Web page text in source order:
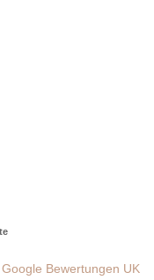
Google Bewertungen UK